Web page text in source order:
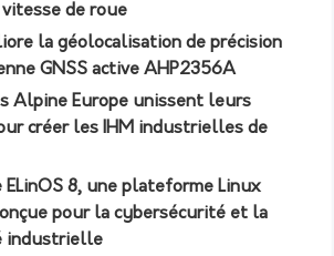
de roue
la géolocalisation de précision
GNSS active AHP2356A
Alpine Europe unissent leurs
créer les IHM industrielles de
ELinOS 8, une plateforme Linux
pour la cybersécurité et la
industrielle